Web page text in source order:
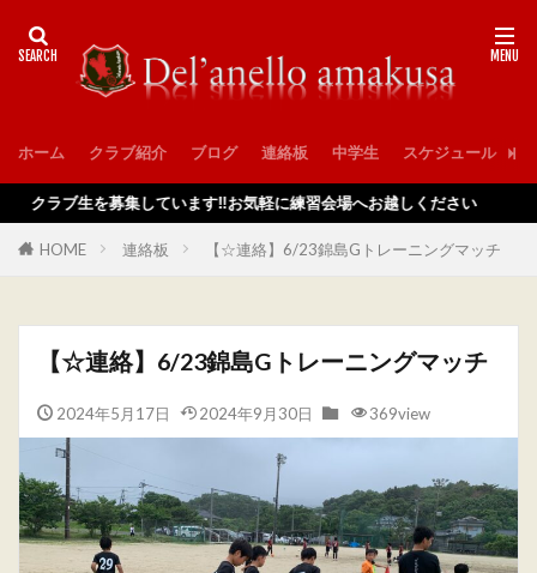
ホーム クラブ紹介 ブログ 連絡板 中学生 スケジュール
ブ生を募集しています‼️お気軽に練習会場へお越しください
HOME 連絡板 【☆連絡】6/23錦島Gトレーニングマッチ
【☆連絡】6/23錦島Gトレーニングマッチ
2024年5月17日 2024年9月30日 369view